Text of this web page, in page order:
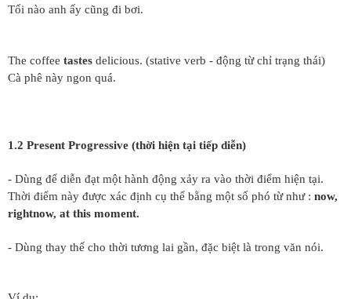
Tối nào anh ấy cũng đi bơi.
The coffee tastes delicious. (stative verb - động từ chỉ trạng thái)
Cà phê này ngon quá.
1.2 Present Progressive (thời hiện tại tiếp diễn)
- Dùng để diễn đạt một hành động xảy ra vào thời điểm hiện tại.
Thời điểm này được xác định cụ thể bằng một số phó từ như : now,
rightnow, at this moment.
- Dùng thay thế cho thời tương lai gần, đặc biệt là trong văn nói.